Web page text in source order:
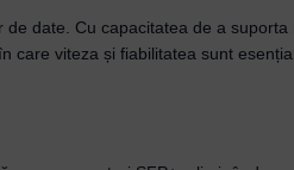
date. Cu capacitatea de a
viteza și fiabilitatea sunt